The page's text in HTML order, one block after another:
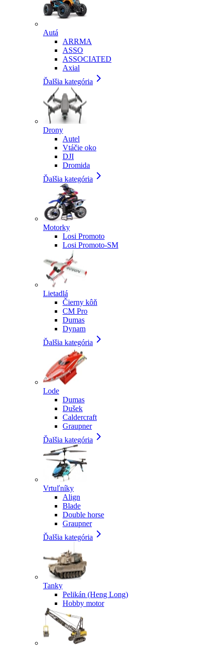
Autá
ARRMA
ASSO
ASSOCIATED
Axial
Ďalšia kategória
Drony
Autel
Vtáčie oko
DJI
Dromida
Ďalšia kategória
Motorky
Losi Promoto
Losi Promoto-SM
Lietadlá
Čierny kôň
CM Pro
Dumas
Dynam
Ďalšia kategória
Lode
Dumas
Dušek
Caldercraft
Graupner
Ďalšia kategória
Vrtuľníky
Align
Blade
Double horse
Graupner
Ďalšia kategória
Tanky
Pelikán (Heng Long)
Hobby motor